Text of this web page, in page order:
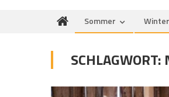
Sommer Winter
SCHLAGWORT: